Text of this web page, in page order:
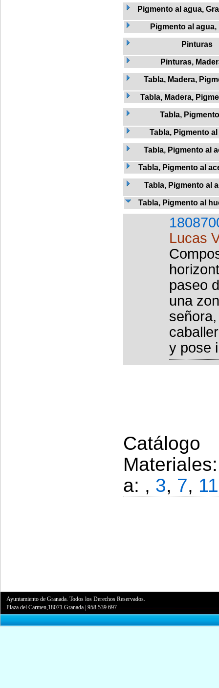
Pigmento al agua,
Pigmento al agua,
Pinturas
Pinturas,
Tabla, Madera,
Tabla, Madera,
Tabla, Pigmento
Tabla, Pigmento
Tabla, Pigmento al
Tabla, Pigmento al
Tabla, Pigmento al
Tabla, Pigmento al
Lucas
paseo
una
y pose
a: , 3, 7, 11
Ayuntamiento de Granada. Todos los Derechos Reservados.
Plaza del Carmen,18071 Granada |958 539 697